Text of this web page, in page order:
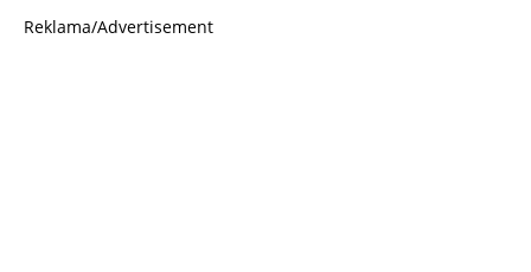
Reklama/Advertisement